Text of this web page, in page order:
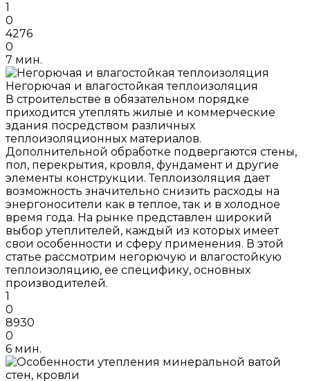
1
0
4276
0
7 мин.
Негорючая и влагостойкая теплоизоляция
В строительстве в обязательном порядке
приходится утеплять жилые и коммерческие
здания посредством различных
теплоизоляционных материалов.
Дополнительной обработке подвергаются стены,
пол, перекрытия, кровля, фундамент и другие
элементы конструкции. Теплоизоляция дает
возможность значительно снизить расходы на
энергоносители как в теплое, так и в холодное
время года. На рынке представлен широкий
выбор утеплителей, каждый из которых имеет
свои особенности и сферу применения. В этой
статье рассмотрим негорючую и влагостойкую
теплоизоляцию, ее специфику, основных
производителей.
1
0
8930
0
6 мин.